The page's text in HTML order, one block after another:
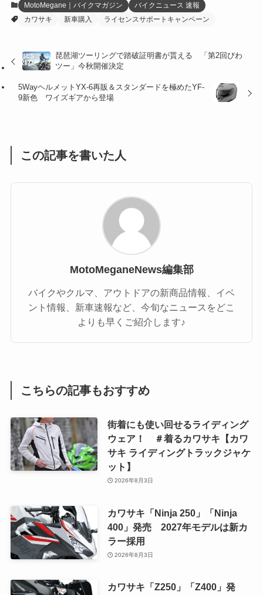
(27) (41)
(47)
(1)
(4)
(16)
(1)
MotoMegane｜バイクマガジン
バイクニュース 速報
カワサキ
新車購入 ライセンスサポートキャンペーン
琵琶湖ツーリングで踏破証明書が貰える 「第2回びわ
ツー」今秋開催決定
5WayヘルメットYX-6再販＆スタンダードを極めたYF-
9新色 ワイズギアから登場
この記事を書いた人
MotoMeganeNews編集部
バイクやクルマ、アウトドアの新商品情報、イベ
ント情報、新車速報など、今旬なニュースをどこ
よりも早くご紹介します♪
こちらの記事もおすすめ
街着にも使い回せるライディング
ウェア！ ＃着るカワサキ【カワ
サキ ライディングトラックジャケ
ット】
2026年8月3日
カワサキ「Ninja 250」「Ninja
400」発売 2027年モデルは新カ
ラー採用
2026年8月3日
カワサキ「Z250」「Z400」発